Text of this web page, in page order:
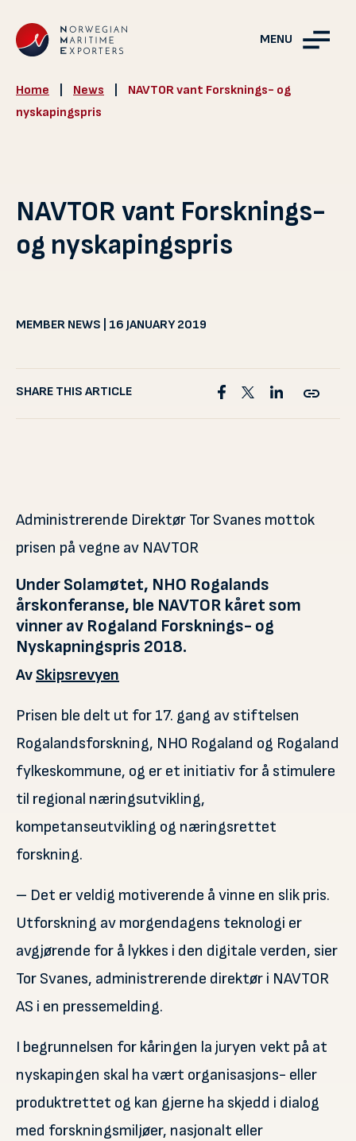
MENU
Home News
NAVTOR vant Forsknings- og
nyskapingspris
NAVTOR vant Forsknings-
og nyskapingspris
MEMBER NEWS | 16 JANUARY 2019
SHARE THIS ARTICLE
Administrerende Direktør Tor Svanes mottok
prisen på vegne av NAVTOR
Under Solamøtet, NHO Rogalands
årskonferanse, ble NAVTOR kåret som
vinner av Rogaland Forsknings- og
Nyskapningspris 2018.
Av Skipsrevyen
Prisen ble delt ut for 17. gang av stiftelsen
Rogalandsforskning, NHO Rogaland og Rogaland
fylkeskommune, og er et initiativ for å stimulere
til regional næringsutvikling,
kompetanseutvikling og næringsrettet
forskning.
– Det er veldig motiverende å vinne en slik pris.
Utforskning av morgendagens teknologi er
avgjørende for å lykkes i den digitale verden, sier
Tor Svanes, administrerende direktør i NAVTOR
AS i en pressemelding.
I begrunnelsen for kåringen la juryen vekt på at
nyskapingen skal ha vært organisasjons- eller
produktrettet og kan gjerne ha skjedd i dialog
med forskningsmiljøer, nasjonalt eller